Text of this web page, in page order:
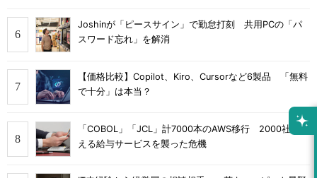
Joshinが「ピースサイン」で勤怠打刻 共用PCの「パ
スワード忘れ」を解消
【価格比較】Copilot、Kiro、Cursorなど6製品 「無料
で十分」は本当？
「COBOL」「JCL」計7000本のAWS移行 2000社を支
える給与サービスを襲った危機